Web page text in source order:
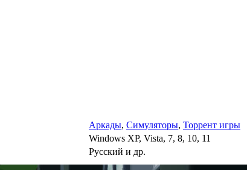
Аркады, Симуляторы, Торрент игры
Windows XP, Vista, 7, 8, 10, 11
Русский и др.